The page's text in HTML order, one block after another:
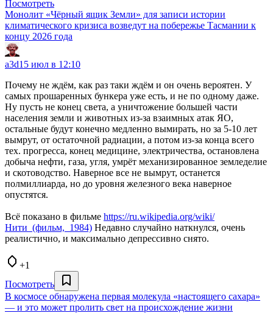
Посмотреть
Монолит «Чёрный ящик Земли» для записи истории
климатического кризиса возведут на побережье Тасмании к
концу 2026 года
a3d15 июл в 12:10
Почему не ждём, как раз таки ждём и он очень вероятен. У
самых прошаренных бункера уже есть, и не по одному даже.
Ну пусть не конец света, а уничтожение большей части
населения земли и животных из-за взаимных атак ЯО,
остальные будут конечно медленно вымирать, но за 5-10 лет
вымрут, от остаточной радиации, а потом из-за конца всего
тех. прогресса, конец медицине, электричества, остановлена
добыча нефти, газа, угля, умрёт механизированное земледелие
и скотоводство. Наверное все не вымрут, останется
полмиллиарда, но до уровня железного века наверное
опустятся.
Всё показано в фильме https://ru.wikipedia.org/wiki/
Нити_(фильм,_1984) Недавно случайно наткнулся, очень
реалистично, и максимально депрессивно снято.
+1
Посмотреть
В космосе обнаружена первая молекула «настоящего сахара»
— и это может пролить свет на происхождение жизни